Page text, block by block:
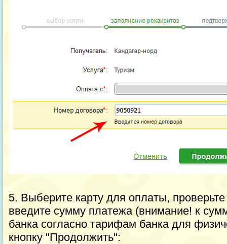
5. Выберите карту для оплаты,
введите сумму платежа (внимание! к
банка согласно тарифам банка для
кнопку "Продолжить":